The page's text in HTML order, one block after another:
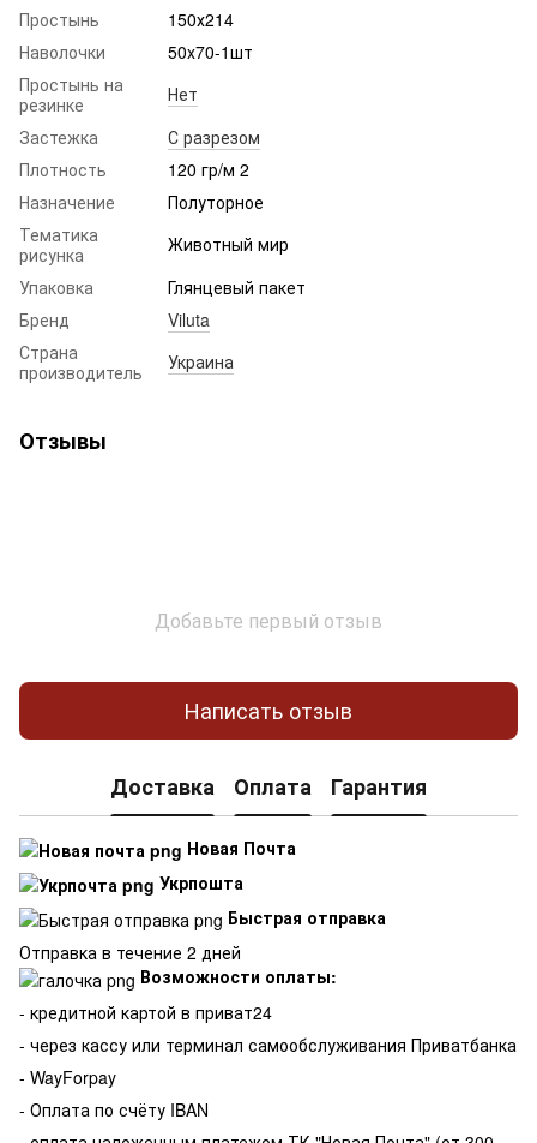
Простынь
150х214
Наволочки
50x70-1шт
Простынь на
резинке
Нет
Застежка
С разрезом
Плотность
120 гр/м 2
Назначение
Полуторное
Тематика
рисунка
Животный мир
Упаковка
Глянцевый пакет
Бренд
Viluta
Страна
производитель
Украина
Отзывы
Добавьте первый отзыв
Написать отзыв
Доставка Оплата Гарантия
Новая Почта
Укрпошта
Быстрая отправка
Отправка в течение 2 дней
Возможности оплаты:
- кредитной картой в приват24
- через кассу или терминал самообслуживания Приватбанка
- WayForpay
- Оплата по счёту IBAN